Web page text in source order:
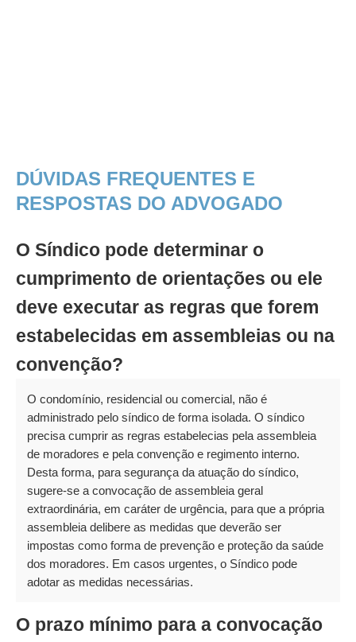
DÚVIDAS FREQUENTES E
RESPOSTAS DO ADVOGADO
O Síndico pode determinar o
cumprimento de orientações ou ele
deve executar as regras que forem
estabelecidas em assembleias ou na
convenção?
O condomínio, residencial ou comercial, não é
administrado pelo síndico de forma isolada. O síndico
precisa cumprir as regras estabelecias pela assembleia
de moradores e pela convenção e regimento interno.
Desta forma, para segurança da atuação do síndico,
sugere-se a convocação de assembleia geral
extraordinária, em caráter de urgência, para que a própria
assembleia delibere as medidas que deverão ser
impostas como forma de prevenção e proteção da saúde
dos moradores. Em casos urgentes, o Síndico pode
adotar as medidas necessárias.
O prazo mínimo para a convocação